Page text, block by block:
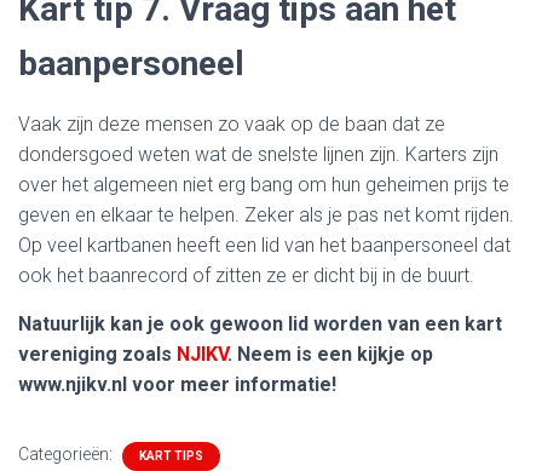
Kart tip 7. Vraag tips aan het
baanpersoneel
Vaak zijn deze mensen zo vaak op de baan dat ze
dondersgoed weten wat de snelste lijnen zijn. Karters zijn
over het algemeen niet erg bang om hun geheimen prijs te
geven en elkaar te helpen. Zeker als je pas net komt rijden.
Op veel kartbanen heeft een lid van het baanpersoneel dat
ook het baanrecord of zitten ze er dicht bij in de buurt.
Natuurlijk kan je ook gewoon lid worden van een kart
vereniging zoals NJIKV. Neem is een kijkje op
www.njikv.nl voor meer informatie!
Categorieën: KART TIPS